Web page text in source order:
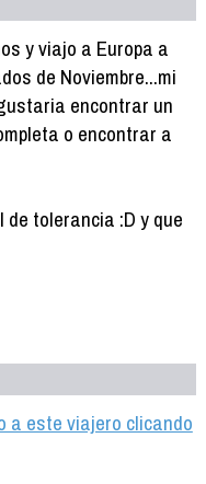
y viajo a Europa a
de Noviembre...mi
encontrar un
o encontrar a
tolerancia :D y que
a este viajero clicando